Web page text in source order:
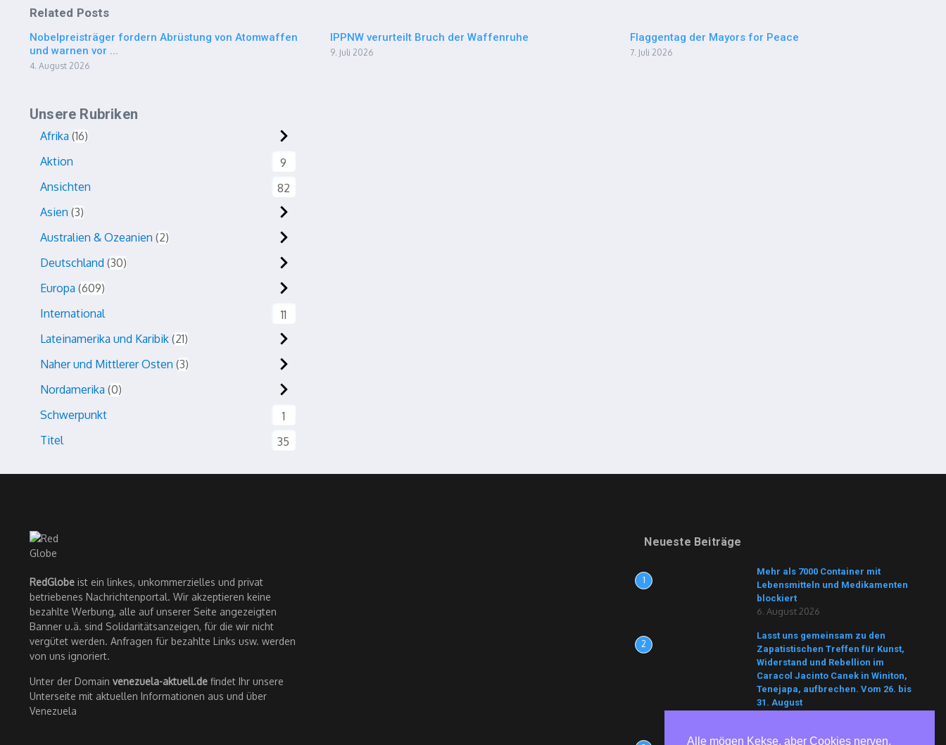
Related Posts
Nobelpreisträger fordern Abrüstung von Atomwaffen
und warnen vor ...
4. August 2026
IPPNW verurteilt Bruch der Waffenruhe
9. Juli 2026
Flaggentag der Mayors for Peace
7. Juli 2026
Unsere Rubriken
Afrika 16
Aktion
9
Ansichten
82
Asien 3
Australien & Ozeanien 2
Deutschland 30
Europa 609
International
11
Lateinamerika und Karibik 21
Naher und Mittlerer Osten 3
Nordamerika 0
Schwerpunkt
1
Titel
35
RedGlobe ist ein linkes, unkommerzielles und privat
betriebenes Nachrichtenportal. Wir akzeptieren keine
bezahlte Werbung, alle auf unserer Seite angezeigten
Banner u.ä. sind Solidaritätsanzeigen, für die wir nicht
vergütet werden. Anfragen für bezahlte Links usw. werden
von uns ignoriert.
Unter der Domain venezuela-aktuell.de findet Ihr unsere
Unterseite mit aktuellen Informationen aus und über
Venezuela
Neueste Beiträge
1
Mehr als 7000 Container mit
Lebensmitteln und Medikamenten
blockiert
6. August 2026
2
Lasst uns gemeinsam zu den
Zapatistischen Treffen für Kunst,
Widerstand und Rebellion im
Caracol Jacinto Canek in Winiton,
Tenejapa, aufbrechen. Vom 26. bis
31. August
„Die FARC hat uns befreit“
Alle mögen Kekse, aber Cookies nerven.